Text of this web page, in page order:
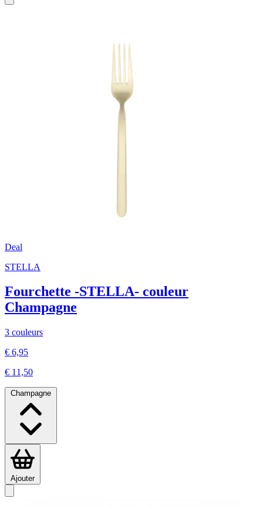
Deal
STELLA
Fourchette -STELLA- couleur
Champagne
3 couleurs
€ 6,95
€ 11,50
Champagne
Ajouter